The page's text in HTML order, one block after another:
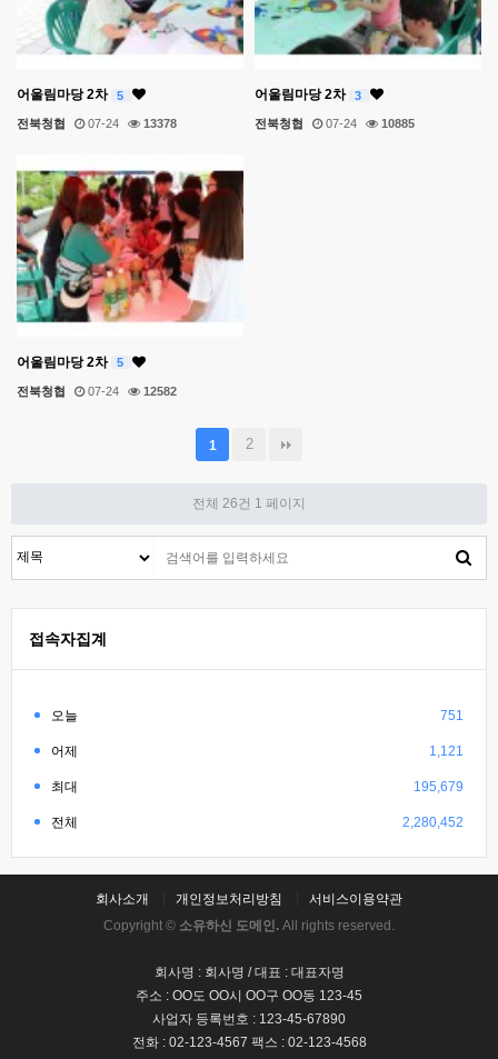
어울림마당 2차 5
전북청협 07-24 13378
어울림마당 2차 3
전북청협 07-24 10885
어울림마당 2차 5
전북청협 07-24 12582
1 2
전체 26건 1 페이지
접속자집계
오늘 751
어제 1,121
최대 195,679
전체 2,280,452
회사소개 개인정보처리방침
서비스이용약관
Copyright © 소유하신 도메인. All rights reserved.
회사명 : 회사명 / 대표 : 대표자명
주소 : OO도 OO시 OO구 OO동 123-45
사업자 등록번호 : 123-45-67890
전화 : 02-123-4567 팩스 : 02-123-4568